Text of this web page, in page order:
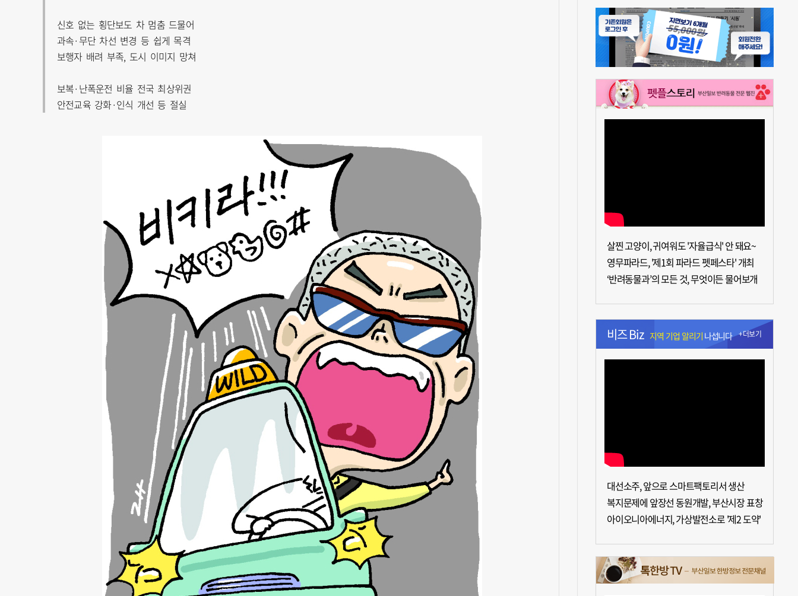
신호 없는 횡단보도 차 멈춤 드물어
과속·무단 차선 변경 등 쉽게 목격
보행자 배려 부족, 도시 이미지 망쳐
보복·난폭운전 비율 전국 최상위권
안전교육 강화·인식 개선 등 절실
살찐 고양이, 귀여워도 '자율급식' 안 돼요~
영무파라드, '제1회 파라드 펫페스타' 개최
‘반려동물과’의 모든 것, 무엇이든 물어보개
비즈 Biz 지역 기업 알리기 나섭니다 +더보기
대선소주, 앞으로 스마트팩토리서 생산
복지문제에 앞장선 동원개발, 부산시장 표창
아이오니아에너지, 가상발전소로 '제2 도약'